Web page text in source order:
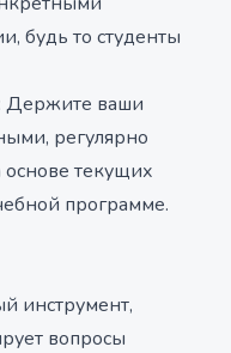
будь то студенты
Держите ваши
регулярно
основе текущих
программе.
инструмент,
вопросы